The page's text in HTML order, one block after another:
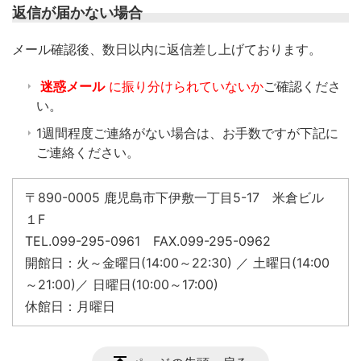
返信が届かない場合
​メール確認後、数日以内に返信差し上げております。
迷惑メール に振り分けられていないかご確認くださ
い。
1週間程度ご連絡がない場合は、お手数ですが下記に
ご連絡ください。
〒890-0005 鹿児島市下伊敷一丁目5-17 米倉ビル
１F
TEL.099-295-0961 FAX.099-295-0962
開館日：火～金曜日(14:00～22:30) ／ 土曜日(14:00
～21:00)／ 日曜日(10:00～17:00)
休館日：月曜日